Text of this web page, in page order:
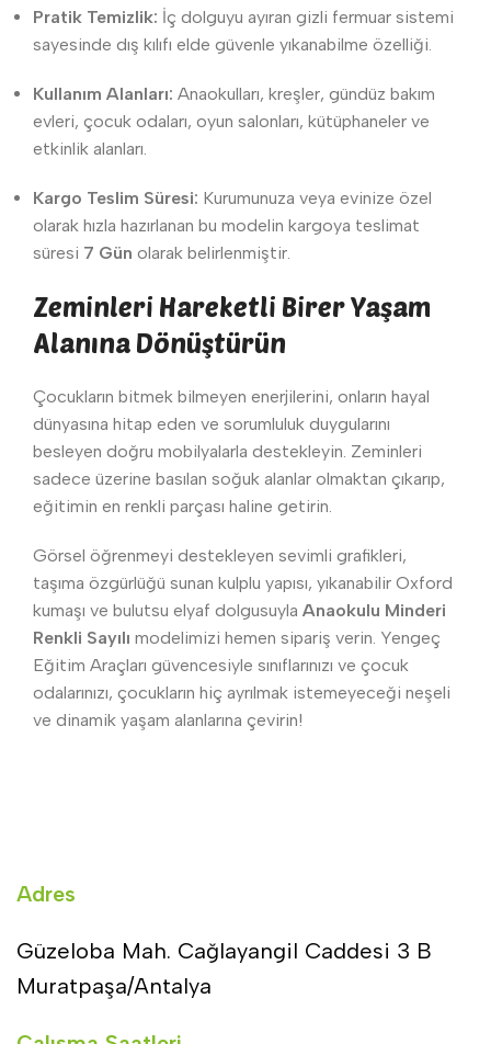
Pratik Temizlik: İç dolguyu ayıran gizli fermuar sistemi
sayesinde dış kılıfı elde güvenle yıkanabilme özelliği.
Kullanım Alanları: Anaokulları, kreşler, gündüz bakım
evleri, çocuk odaları, oyun salonları, kütüphaneler ve
etkinlik alanları.
Kargo Teslim Süresi: Kurumunuza veya evinize özel
olarak hızla hazırlanan bu modelin kargoya teslimat
süresi 7 Gün olarak belirlenmiştir.
Zeminleri Hareketli Birer Yaşam
Alanına Dönüştürün
Çocukların bitmek bilmeyen enerjilerini, onların hayal
dünyasına hitap eden ve sorumluluk duygularını
besleyen doğru mobilyalarla destekleyin. Zeminleri
sadece üzerine basılan soğuk alanlar olmaktan çıkarıp,
eğitimin en renkli parçası haline getirin.
Görsel öğrenmeyi destekleyen sevimli grafikleri,
taşıma özgürlüğü sunan kulplu yapısı, yıkanabilir Oxford
kumaşı ve bulutsu elyaf dolgusuyla Anaokulu Minderi
Renkli Sayılı modelimizi hemen sipariş verin. Yengeç
Eğitim Araçları güvencesiyle sınıflarınızı ve çocuk
odalarınızı, çocukların hiç ayrılmak istemeyeceği neşeli
ve dinamik yaşam alanlarına çevirin!
Adres
Güzeloba Mah. Cağlayangil Caddesi 3 B
Muratpaşa/Antalya